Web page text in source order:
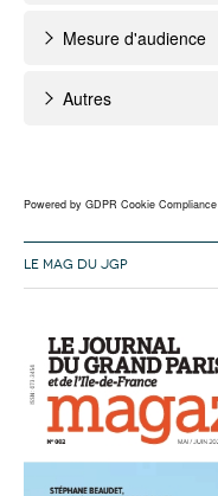
Mesure d'audience
Autres
Powered by GDPR Cookie Compliance
LE MAG DU JGP